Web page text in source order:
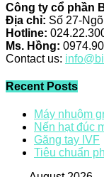
Công ty cổ phần
Địa chỉ: Số 27-
Hotline:
Ms. Hồng:
Contact us:
Recent Posts
Máy nhuộm
Nến hạt đúc
Găng tay IVF
Tiêu chuẩn